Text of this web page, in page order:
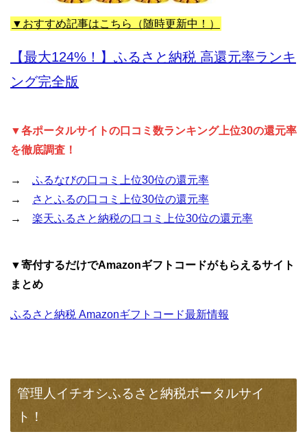
▼おすすめ記事はこちら（随時更新中！）
【最大124%！】ふるさと納税 高還元率ランキ
ング完全版
▼各ポータルサイトの口コミ数ランキング上位30の還元率
を徹底調査！
→ ふるなびの口コミ上位30位の還元率
→
さとふるの口コミ上位30位の還元率
→ 楽天ふるさと納税の口コミ上位30位の還元率
▼寄付するだけでAmazonギフトコードがもらえるサイト
まとめ
ふるさと納税 Amazonギフトコード最新情報
管理人イチオシふるさと納税ポータルサイ
ト！